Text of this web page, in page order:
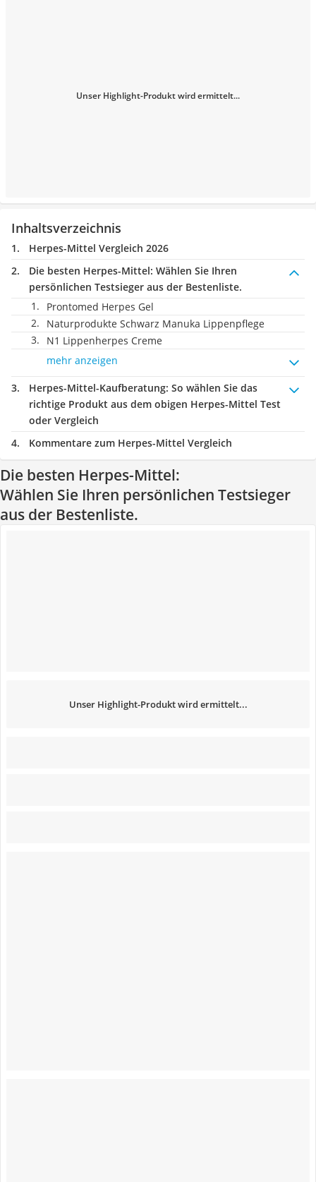
Unser Highlight-Produkt wird ermittelt...
Inhaltsverzeichnis
Herpes-Mittel Vergleich 2026
Die besten Herpes-Mittel: Wählen Sie Ihren
persönlichen Testsieger aus der Bestenliste.
Prontomed Herpes Gel
Naturprodukte Schwarz Manuka Lippenpflege
N1 Lippenherpes Creme
mehr anzeigen
Herpes-Mittel-Kaufberatung: So wählen Sie das
richtige Produkt aus dem obigen Herpes-Mittel Test
oder Vergleich
Kommentare zum Herpes-Mittel Vergleich
Die besten Herpes-Mittel:
Wählen Sie Ihren persönlichen Testsieger
aus der Bestenliste.
Unser Highlight-Produkt wird ermittelt...